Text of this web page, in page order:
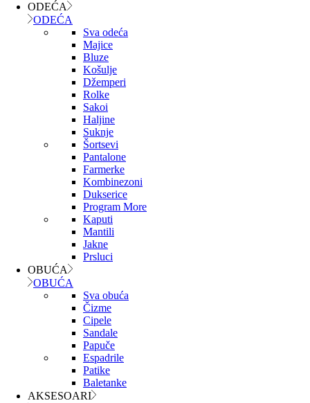
ODEĆA
ODEĆA
Sva odeća
Majice
Bluze
Košulje
Džemperi
Rolke
Sakoi
Haljine
Suknje
Šortsevi
Pantalone
Farmerke
Kombinezoni
Dukserice
Program More
Kaputi
Mantili
Jakne
Prsluci
OBUĆA
OBUĆA
Sva obuća
Čizme
Cipele
Sandale
Papuče
Espadrile
Patike
Baletanke
AKSESOARI